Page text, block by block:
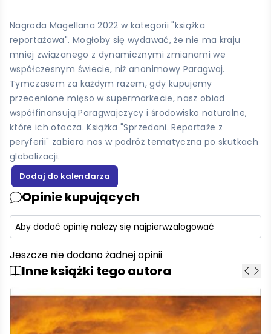
Nagroda Magellana 2022 w kategorii "książka
reportażowa". Mogłoby się wydawać, że nie ma kraju
mniej związanego z dynamicznymi zmianami we
współczesnym świecie, niż anonimowy Paragwaj.
Tymczasem za każdym razem, gdy kupujemy
przecenione mięso w supermarkecie, nasz obiad
współfinansują Paragwajczycy i środowisko naturalne,
które ich otacza. Książka "Sprzedani. Reportaże z
peryferii" zabiera nas w podróż tematyczna po skutkach
globalizacji.
Opinie kupujących
Aby dodać opinię należy się najpierwzalogować
Jeszcze nie dodano żadnej opinii
Inne książki tego autora